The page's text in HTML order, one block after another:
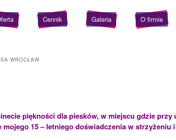
Cennik Galeria O firmie
WROCŁAW
epiękności dla piesków, w miejscu gdzie
15 – letniego doświadczenia w